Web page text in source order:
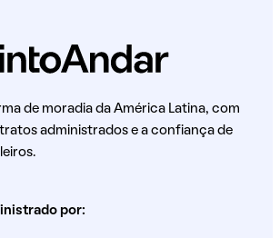
de moradia da América Latina, com
administrados e a confiança de
por: